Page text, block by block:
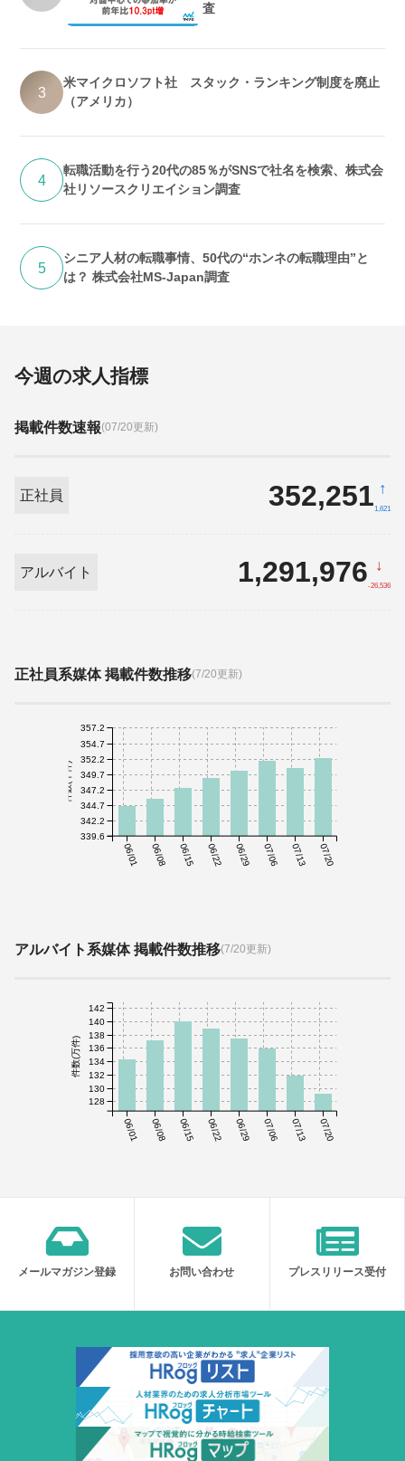
査
3
米マイクロソフト社 スタック・ランキング制度を廃止
（アメリカ）
4
転職活動を行う20代の85％がSNSで社名を検索、株式会
社リソースクリエイション調査
5
シニア人材の転職事情、50代の“ホンネの転職理由”と
は？ 株式会社MS-Japan調査
今週の求人指標
掲載件数速報(07/20更新)
正社員 352,251 ↑
1,621
アルバイト 1,291,976 ↓
-26,536
正社員系媒体 掲載件数推移(7/20更新)
06/01 06/08 06/15 06/22 06/29 07/06 07/13 07/20
件数(千件)
339.6
342.2
344.7
347.2
349.7
352.2
354.7
357.2
アルバイト系媒体 掲載件数推移(7/20更新)
06/01 06/08 06/15 06/22 06/29 07/06 07/13 07/20
件数(万件)
128
130
132
134
136
138
140
142
メールマガジン登録 お問い合わせ プレスリリース受付